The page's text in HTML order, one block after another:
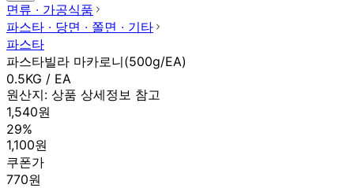
면류 ∙ 가공식품
파스타 ∙ 당면 ∙ 쫄면 ∙ 기타
파스타
파스타빌라 마카로니(500g/EA)
0.5KG / EA
원산지: 상품 상세정보 참고
1,540원
29%
1,100원
쿠폰가
770원